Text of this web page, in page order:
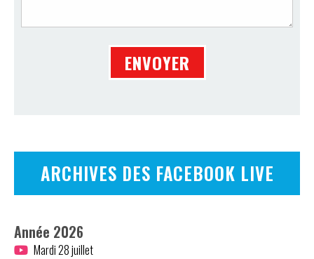
ARCHIVES DES FACEBOOK LIVE
Année 2026
Mardi 28 juillet